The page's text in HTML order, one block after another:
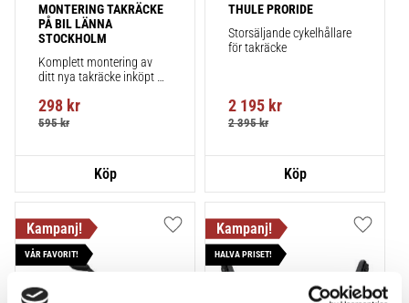
MONTERING TAKRÄCKE
PÅ BIL LÄNNA
STOCKHOLM
Komplett montering av
ditt nya takräcke inköpt
montering på din bil.
298 kr
595kr
THULE PRORIDE
Storsäljande cykelhållare
för takräcke
2 195 kr
2 395kr
VÅR FAVORIT!
Lägg till i favoriter
HALVA PRISET!
Lägg